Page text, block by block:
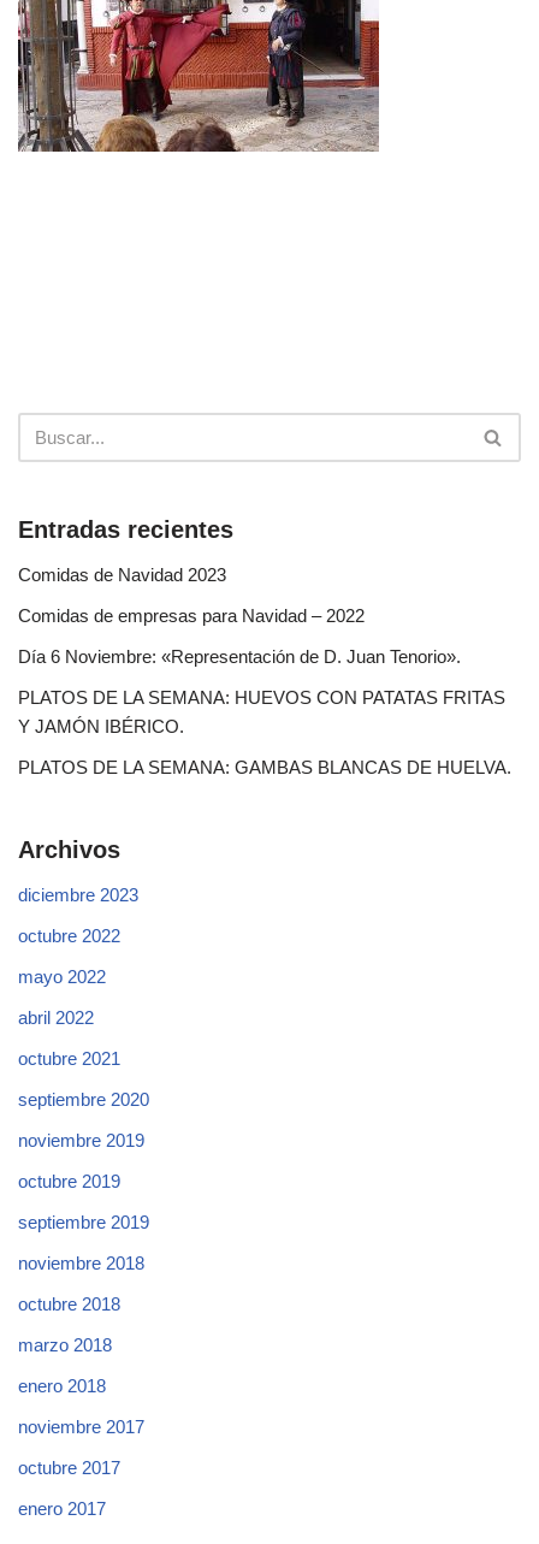
Entradas recientes
Comidas de Navidad 2023
Comidas de empresas para Navidad – 2022
Día 6 Noviembre: «Representación de D. Juan Tenorio».
PLATOS DE LA SEMANA: HUEVOS CON PATATAS FRITAS
Y JAMÓN IBÉRICO.
PLATOS DE LA SEMANA: GAMBAS BLANCAS DE HUELVA.
Archivos
diciembre 2023
octubre 2022
mayo 2022
abril 2022
octubre 2021
septiembre 2020
noviembre 2019
octubre 2019
septiembre 2019
noviembre 2018
octubre 2018
marzo 2018
enero 2018
noviembre 2017
octubre 2017
enero 2017